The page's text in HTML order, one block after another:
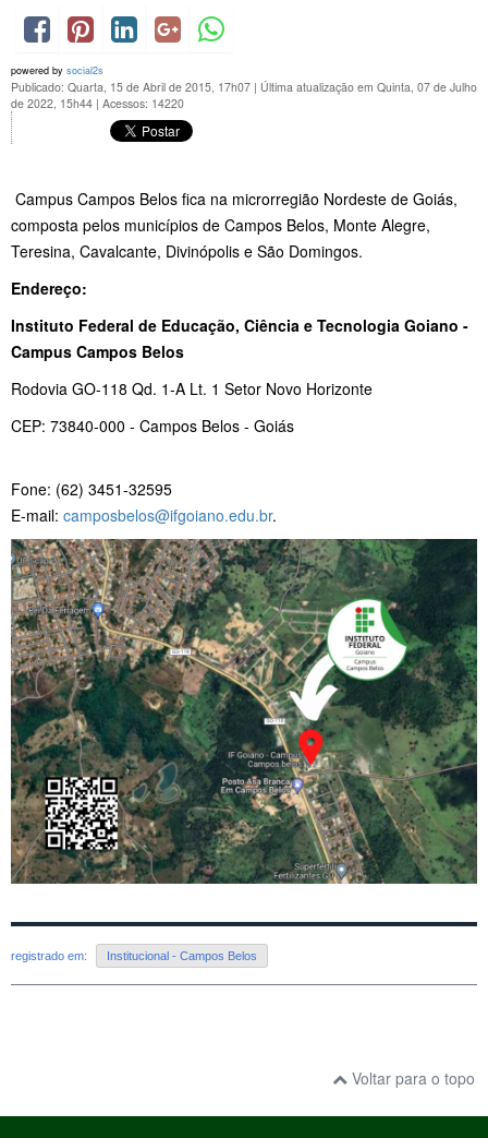
powered by social2s
Publicado: Quarta, 15 de Abril de 2015, 17h07 | Última atualização em Quinta, 07 de Julho
de 2022, 15h44 | Acessos: 14220
Campus Campos Belos fica na microrregião Nordeste de Goiás,
composta pelos municípios de Campos Belos, Monte Alegre,
Teresina, Cavalcante, Divinópolis e São Domingos.
Endereço:
Instituto Federal de Educação, Ciência e Tecnologia Goiano -
Campus Campos Belos
Rodovia GO-118 Qd. 1-A Lt. 1 Setor Novo Horizonte
CEP: 73840-000 - Campos Belos - Goiás
Fone: (62) 3451-32595
E-mail: camposbelos@ifgoiano.edu.br.
registrado em: Institucional - Campos Belos
Voltar para o topo